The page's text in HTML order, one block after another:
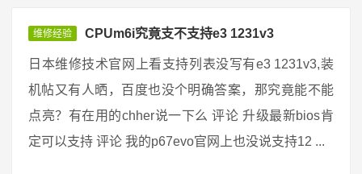
维修经验 CPUm6i究竟支不支持e3 1231v3
日本维修技术官网上看支持列表没写有e3 1231v3,装
机帖又有人晒，百度也没个明确答案，那究竟能不能
点亮？有在用的chher说一下么 评论 升级最新bios肯
定可以支持 评论 我的p67evo官网上也没说支持12 ...